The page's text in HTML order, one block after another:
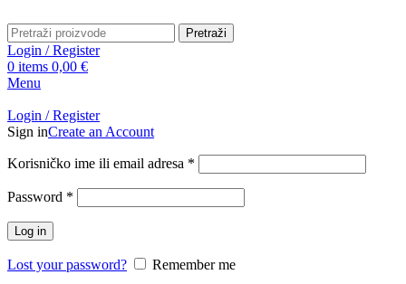
Pretraži
Login / Register
0 items 0,00 €
Menu
Login / Register
Sign inCreate an Account
Korisničko ime ili email adresa *
Password *
Log in
Lost your password?
Remember me